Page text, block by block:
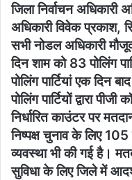
जिला निर्वाचन अधिकारी
अधिकारी विवेक प्रकाश,
सभी नोडल अधिकारी
दिन शाम को 83 पोलिंग
पोलिंग पार्टियां एक दिन
पोलिंग पार्टियों द्वारा
निर्धारित काउंटर पर
निष्पक्ष चुनाव के लिए
व्यवस्था भी की गई है।
सुविधा के लिए जिले में